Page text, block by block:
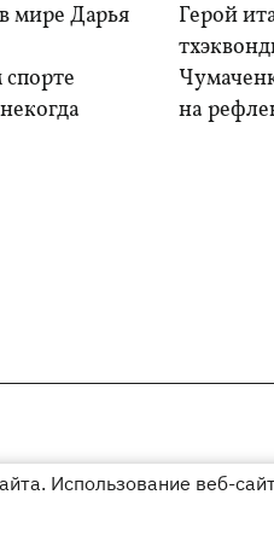
мире Дарья
Герой
на
Использование веб-